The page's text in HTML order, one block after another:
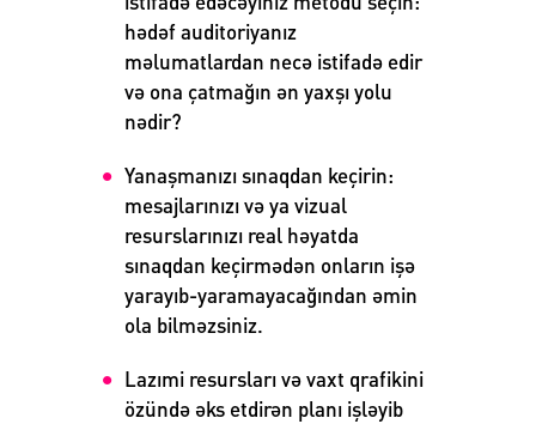
hədəf auditoriyanız
məlumatlardan necə istifadə edir
və ona çatmağın ən yaxşı yolu
nədir?
Yanaşmanızı sınaqdan keçirin:
mesajlarınızı və ya vizual
resurslarınızı real həyatda
sınaqdan keçirmədən onların işə
yarayıb-yaramayacağından əmin
ola bilməzsiniz.
Lazımi resursları və vaxt qrafikini
özündə əks etdirən planı işləyib